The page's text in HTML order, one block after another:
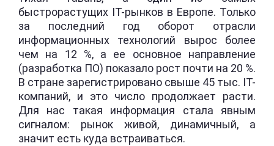
быстрорастущих IT-рынков в Европе. Только
за последний год оборот отрасли
информационных технологий вырос более
чем на 12 %, а ее основное направление
(разработка ПО) показало рост почти на 20 %.
В стране зарегистрировано свыше 45 тыс. IT-
компаний, и это число продолжает расти.
Для нас такая информация стала явным
сигналом: рынок живой, динамичный, а
значит есть куда встраиваться.